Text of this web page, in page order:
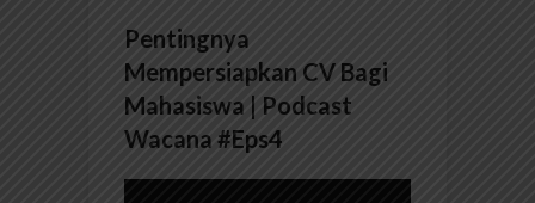
Pentingnya
Mempersiapkan CV Bagi
Mahasiswa | Podcast
Wacana #Eps4